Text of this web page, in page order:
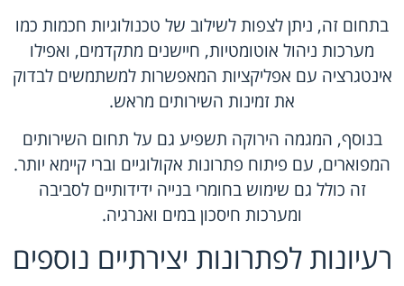
בתחום זה, ניתן לצפות לשילוב של טכנולוגיות חכמות כמו
מערכות ניהול אוטומטיות, חיישנים מתקדמים, ואפילו
אינטגרציה עם אפליקציות המאפשרות למשתמשים לבדוק
את זמינות השירותים מראש.
בנוסף, המגמה הירוקה תשפיע גם על תחום השירותים
המפוארים, עם פיתוח פתרונות אקולוגיים וברי קיימא יותר.
זה כולל גם שימוש בחומרי בנייה ידידותיים לסביבה
ומערכות חיסכון במים ואנרגיה.
רעיונות לפתרונות יצירתיים נוספים